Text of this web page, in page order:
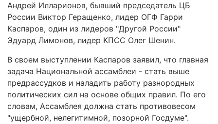
Андрей Илларионов, бывший председатель ЦБ
России Виктор Геращенко, лидер ОГФ Гарри
Каспаров, один из лидеров "Другой России"
Эдуард Лимонов, лидер КПСС Олег Шенин.
В своем выступлении Каспаров заявил, что главная
задача Национальной ассамблеи - стать выше
предрассудков и наладить работу разнородных
политических сил на основе общих правил. По его
словам, Ассамблея должна стать противовесом
"ущербной, нелегитимной, позорной Госдуме".